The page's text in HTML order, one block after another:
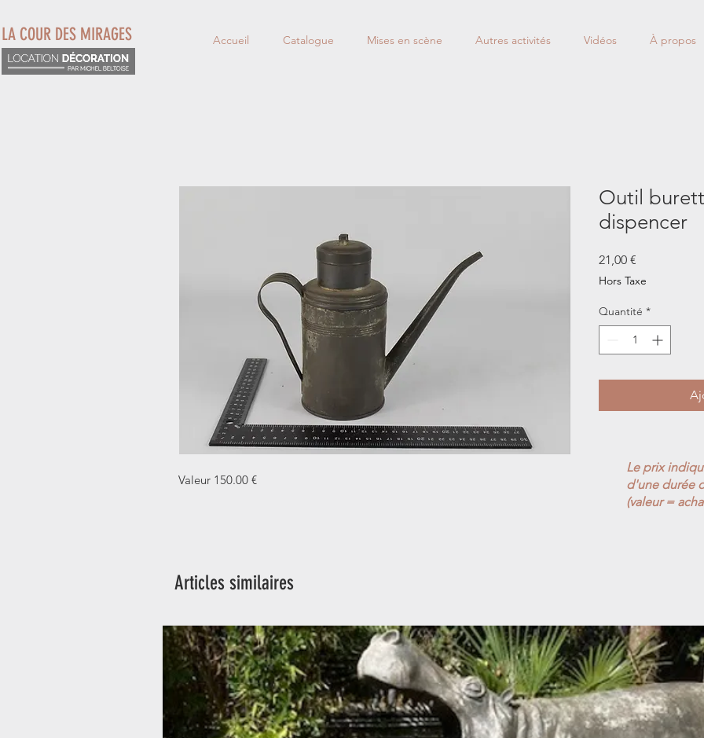
Accueil Catalogue Mises en scène Autres activités Vidéos À propos
LA COUR DES MIRAGES
Valeur 150.00 €
Outil
dispencer
21,00 €
Hors Taxe
Quantité *
Articles similaires
Le prix
d'une durée
(valeur =